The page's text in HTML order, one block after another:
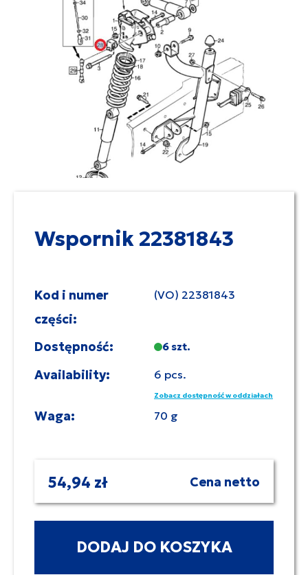
Wspornik 22381843
Kod i numer
części:
(VO) 22381843
Dostępność: 6 szt.
Availability: 6 pcs.
Zobacz dostępność w oddziałach
Waga: 70 g
54,94 zł Cena netto
DODAJ DO KOSZYKA